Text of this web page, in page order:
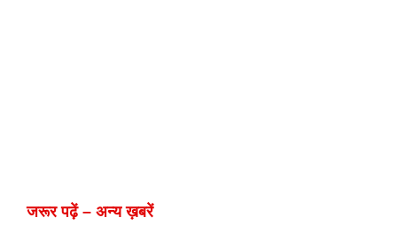
जरूर पढ़ें – अन्य ख़बरें